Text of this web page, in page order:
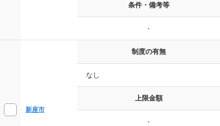
条件・備考等
-
新座市
制度の有無
なし
上限金額
-